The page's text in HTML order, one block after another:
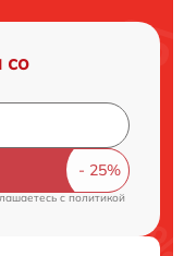
со
cполитикой